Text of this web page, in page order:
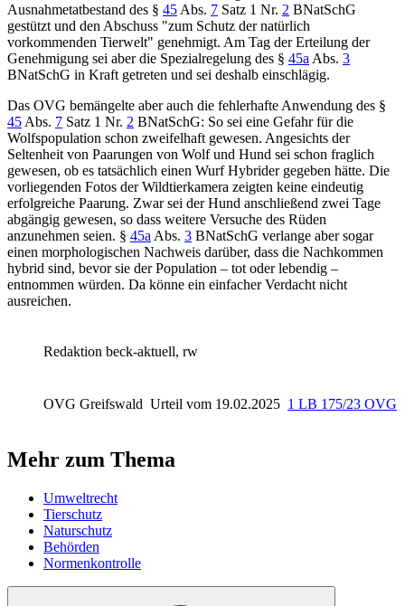
Ausnahmetatbestand des § 45 Abs. 7 Satz 1 Nr. 2 BNatSchG
gestützt und den Abschuss "zum Schutz der natürlich
vorkommenden Tierwelt" genehmigt. Am Tag der Erteilung der
Genehmigung sei aber die Spezialregelung des § 45a Abs. 3
BNatSchG in Kraft getreten und sei deshalb einschlägig.
Das OVG bemängelte aber auch die fehlerhafte Anwendung des §
45 Abs. 7 Satz 1 Nr. 2 BNatSchG: So sei eine Gefahr für die
Wolfspopulation schon zweifelhaft gewesen. Angesichts der
Seltenheit von Paarungen von Wolf und Hund sei schon fraglich
gewesen, ob es tatsächlich einen Wurf Hybrider gegeben hätte. Die
vorliegenden Fotos der Wildtierkamera zeigten keine eindeutig
erfolgreiche Paarung. Zwar sei der Hund anschließend zwei Tage
abgängig gewesen, so dass weitere Versuche des Rüden
anzunehmen seien. § 45a Abs. 3 BNatSchG verlange aber sogar
einen morphologischen Nachweis darüber, dass die Nachkommen
hybrid sind, bevor sie der Population – tot oder lebendig –
entnommen würden. Da könne ein einfacher Verdacht nicht
ausreichen.
Redaktion beck-aktuell, rw
OVG Greifswald Urteil vom 19.02.2025 1 LB 175/23 OVG
Mehr zum Thema
Umweltrecht
Tierschutz
Naturschutz
Behörden
Normenkontrolle